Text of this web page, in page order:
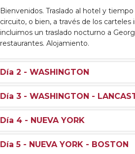
Bienvenidos. Traslado al hotel y
circuito, o bien, a través de los
incluimos un traslado nocturno a
restaurantes. Alojamiento.
Día 2 - WASHINGTON
Día 3 - WASHINGTON -
Día 4 - NUEVA YORK
Día 5 - NUEVA YORK - BOSTON